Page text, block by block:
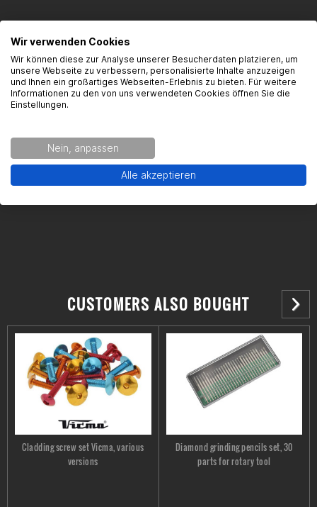
Seguridad del producto
Kontaktinformationen des Herstellers:
65719 Hofheim am Taunus
Kontakt:support@gearpart24.de
CUSTOMERS ALSO BOUGHT
Cladding screw set Vicma, various
versions
Diamond grinding pencils set, 30
parts for rotary tool
Wir verwenden Cookies
Wir können diese zur Analyse unserer Besucherdaten platzieren, um
unsere Webseite zu verbessern, personalisierte Inhalte anzuzeigen
und Ihnen ein großartiges Webseiten-Erlebnis zu bieten. Für weitere
Informationen zu den von uns verwendeten Cookies öffnen Sie die
Einstellungen.
Nein, anpassen
Alle akzeptieren